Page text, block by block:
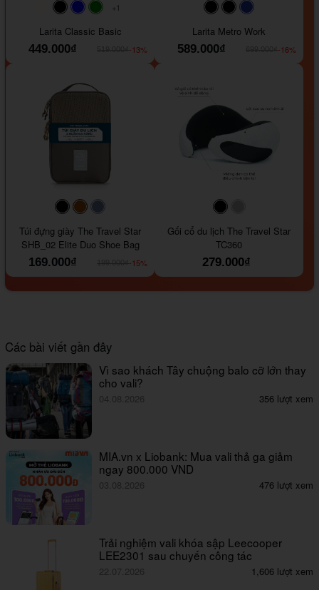
#faf0e6#000000#0000FF
+1
Larita Classic Basic
449.000₫
-13%
#000000#000000
Larita Metro Work
589.000₫
-16%
#000000#964B00
Túi đựng giày The Travel Star
SHB_02 Elite Duo Shoe Bag
169.000₫
-15%
Gối cổ du lịch The Travel Star
TC360
279.000₫
Các bài viết gần đây
Vì sao khách Tây chuộng balo cỡ lớn thay
cho vali?
04.08.2026 356 lượt xem
MIA.vn x Liobank: Mua vali thả ga giảm
ngay 800.000 VND
03.08.2026 476 lượt xem
Trải nghiệm vali khóa sập Leecooper
LEE2301 sau chuyến công tác
22.07.2026 1,606 lượt xem